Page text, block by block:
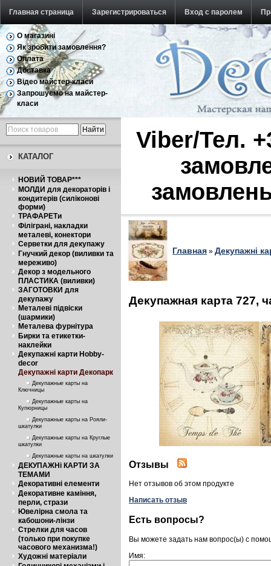
Главная страница Зарегистрироваться Вход с паролем
Обратная связь
О магазині
Як зробити замовлення?
Оплата
Доставка
Відео майстер-класи
Запрошуємо на майстер-
класи
КАТАЛОГ
НОВИЙ ТОВАР***
МОЛДИ для декораторів і
кондитерів (силіконові
форми)
ТРАФАРЕТи
Філіграні, накладки
металеві, конектори
Серветки для декупажу
Гнучкий декор (виливки та
мереживо)
Декор з модельного
ПЛАСТИКА (виливки)
ЗАГОТОВКИ для
декупажу
Металеві підвіски
(шармики)
Металева фурнітура
Бирки та етикетки-
наклейки
Декупажні карти Hobby-
decor
Декупажні карти Декопарк
Декупажные карты на
Ключницы
Декупажные карты на
Купюрницы
Декупажные карты на Рояли-
шкатулки
Декупажные карты на Круглые
шкатулки
Декупажные карты на шкатулки
ДЕКУПАЖНі КАРТИ ЗА
ТЕМАМИ
Декоративні елементи
Декоративне каміння,
перли, стрази
Ювелірна смола та
кабошони-лінзи
Стрелки для часов
(только при покупке
часового механизма!)
Художні матеріали
Viber/Тел.
Главная » Декупажні
Декупажная карта 727,
Отзывы
Нет отзывов об этом продукте
Написать отзыв
Есть вопросы?
Вы можете задать нам вопрос(ы) с
Имя: